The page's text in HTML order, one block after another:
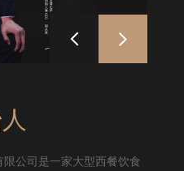
公司是一家大型西餐饮食